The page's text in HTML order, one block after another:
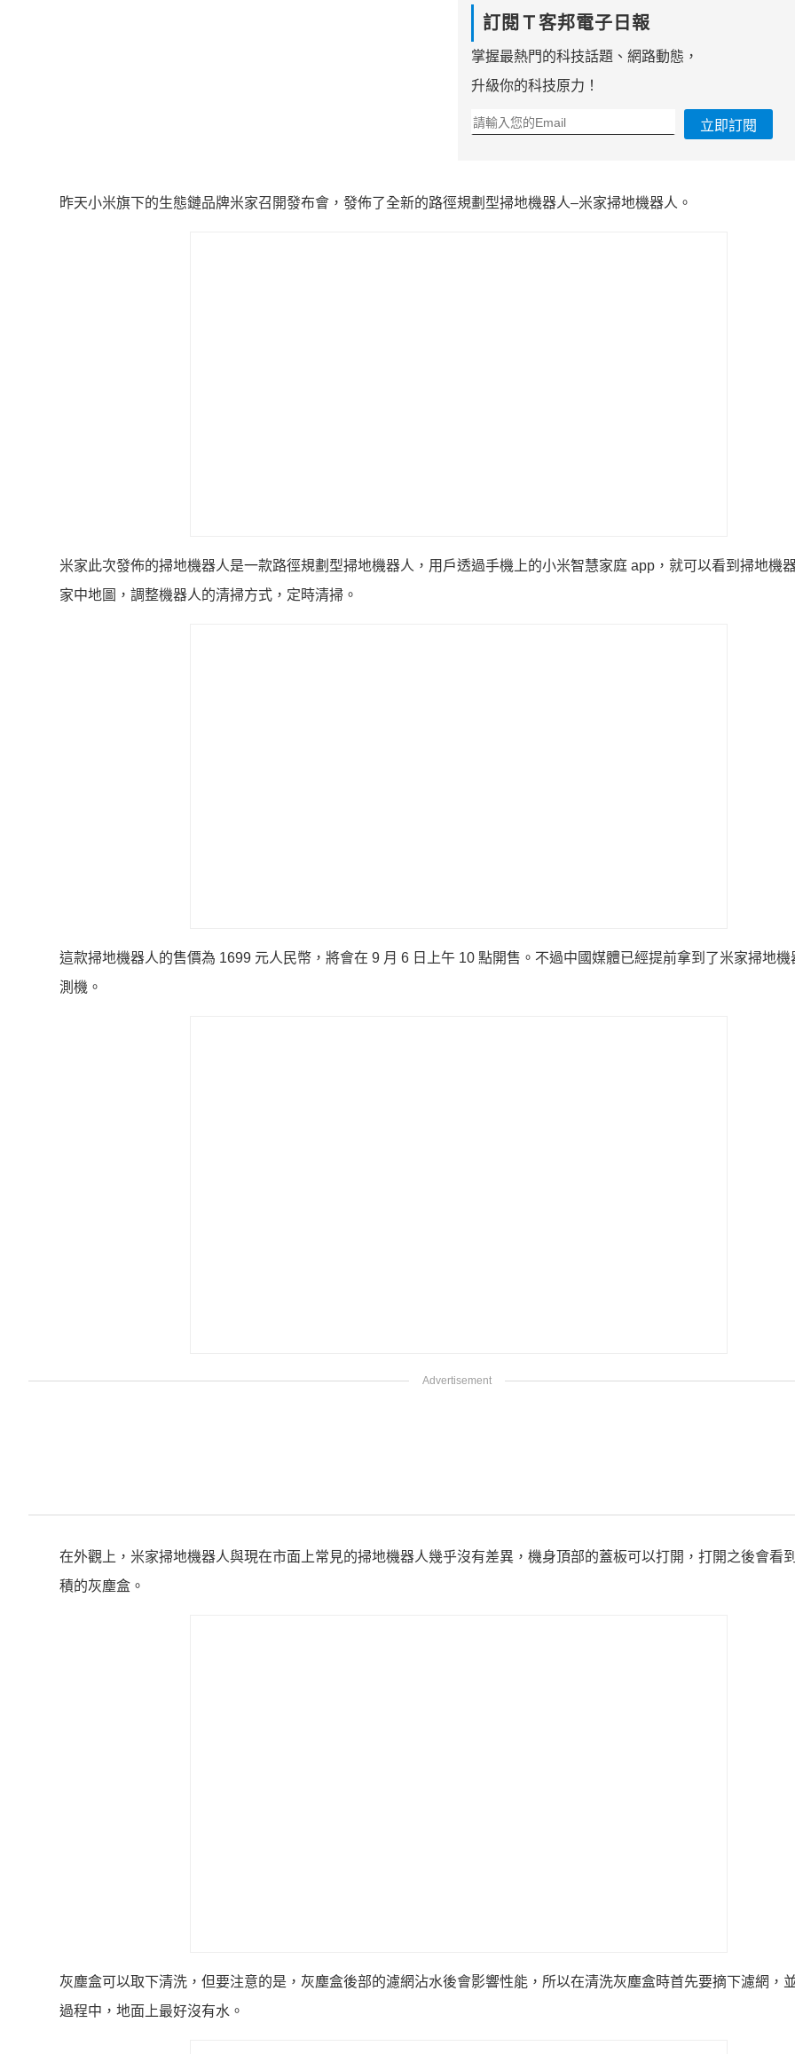
訂閱Ｔ客邦電子日報
掌握最熱門的科技話題、網路動態，
升級你的科技原力！
立即訂閱
昨天小米旗下的生態鏈品牌米家召開發布會，發佈了全新的路徑規劃型掃地機器人–米家掃地機器人。
米家此次發佈的掃地機器人是一款路徑規劃型掃地機器人，用戶透過手機上的小米智慧家庭 app，就可以看到掃地機
家中地圖，調整機器人的清掃方式，定時清掃。
這款掃地機器人的售價為 1699 元人民幣，將會在 9 月 6 日上午 10 點開售。不過中國媒體已經提前拿到了米家掃地機
測機。
在外觀上，米家掃地機器人與現在市面上常見的掃地機器人幾乎沒有差異，機身頂部的蓋板可以打開，打開之後會看
積的灰塵盒。
灰塵盒可以取下清洗，但要注意的是，灰塵盒後部的濾網沾水後會影響性能，所以在清洗灰塵盒時首先要摘下濾網，
過程中，地面上最好沒有水。